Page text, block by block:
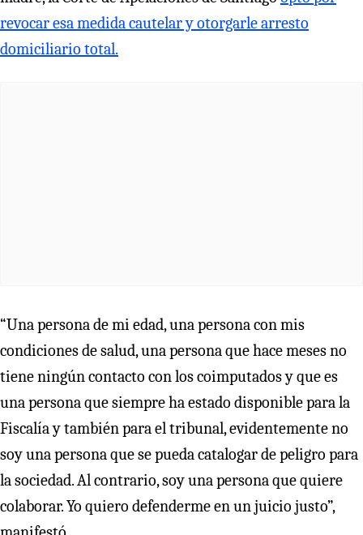
revocar esa medida cautelar y otorgarle arresto
domiciliario total.
“Una persona de mi edad, una persona con mis
condiciones de salud, una persona que hace meses no
tiene ningún contacto con los coimputados y que es
una persona que siempre ha estado disponible para la
Fiscalía y también para el tribunal, evidentemente no
soy una persona que se pueda catalogar de peligro para
la sociedad. Al contrario, soy una persona que quiere
colaborar. Yo quiero defenderme en un juicio justo”,